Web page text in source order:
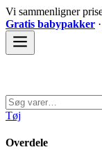
Spring
til
indhold
Vi sammenligner
Gratis babypakker ·
Søg
efter:
Tøj
Overdele